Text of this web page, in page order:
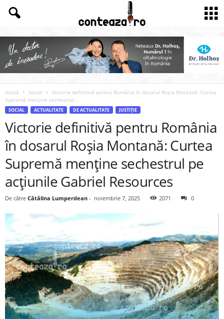
Acasă Social
Victorie definitivă pentru România în dosarul Roșia Montană: Curtea
Supremă menține sechestrul...
SOCIAL ACTUALITATE DE ACTUALITATE JUSTIȚIE
Victorie definitivă pentru România
în dosarul Roșia Montană: Curtea
Supremă menține sechestrul pe
acțiunile Gabriel Resources
De către Cătălina Lumperdean - noiembrie 7, 2025 2071 0